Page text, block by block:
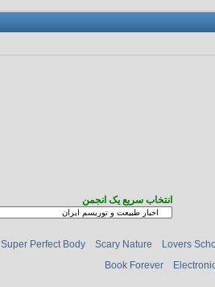
انتخاب سریع یک انجمن
Super Perfect Body Scary Nature Lovers
Book Forever